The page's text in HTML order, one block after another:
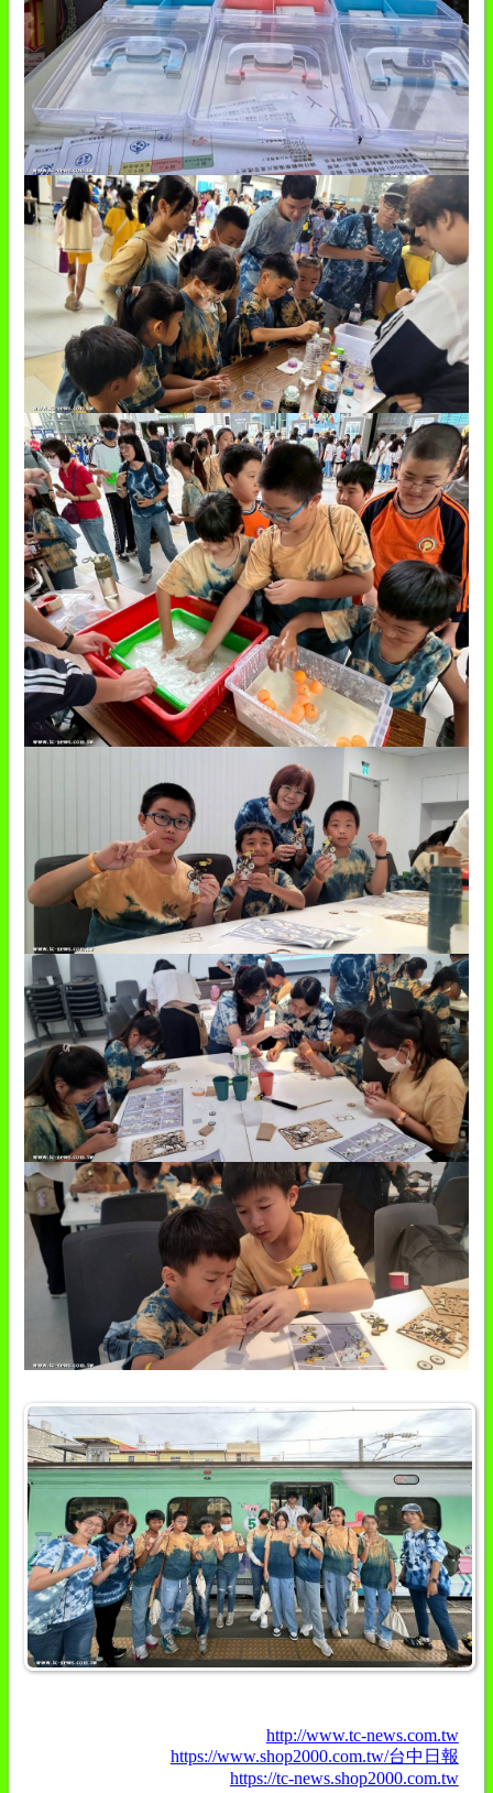
http://www.tc-news.com.tw
https://www.shop2000.com.tw/台中日報
https://tc-news.shop2000.com.tw